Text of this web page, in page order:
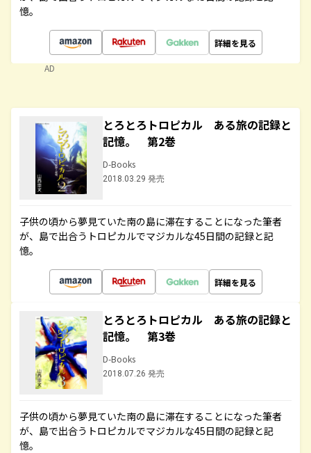
憶。
詳細を見る
AD
とろとろトロピカル ある旅の記録と
記憶。 第2巻
D-Books
2018.03.29 発売
子供の頃から夢見ていた南の島に滞在することになった筆者
が、島で出合うトロピカルでマジカルな45日間の記録と記
憶。
詳細を見る
とろとろトロピカル ある旅の記録と
記憶。 第3巻
D-Books
2018.07.26 発売
子供の頃から夢見ていた南の島に滞在することになった筆者
が、島で出合うトロピカルでマジカルな45日間の記録と記
憶。